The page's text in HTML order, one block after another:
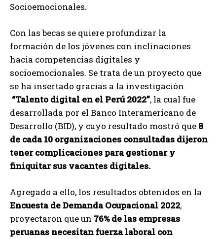
Socioemocionales.
Con las becas se quiere profundizar la
formación de los jóvenes con inclinaciones
hacia competencias digitales y
socioemocionales. Se trata de un proyecto que
se ha insertado gracias a la investigación
“Talento digital en el Perú 2022”, la cual fue
desarrollada por el Banco Interamericano de
Desarrollo (BID), y cuyo resultado mostró que 8
de cada 10 organizaciones consultadas dijeron
tener complicaciones para gestionar y
finiquitar sus vacantes digitales.
Agregado a ello, los resultados obtenidos en la
Encuesta de Demanda Ocupacional 2022,
proyectaron que un 76% de las empresas
peruanas necesitan fuerza laboral con